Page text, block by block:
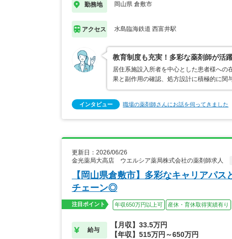
勤務地 岡山県 倉敷市
アクセス 水島臨海鉄道 西富井駅
教育制度も充実！多彩な薬剤師が活
居住系施設入所者を中心とした患者様への
果と副作用の確認、処方設計に積極的に
インタビュー 職場の薬剤師さんにお話を伺ってきました
更新日：2026/06/26
金光薬局大高店 ウエルシア薬局株式会社の薬剤師求人
【岡山県倉敷市】多彩なキャリアパ
チェーン◎
注目ポイント 年収650万円以上可 産休・育休取得実績有り
給与
【月収】33.5万円
【年収】515万円～650万円